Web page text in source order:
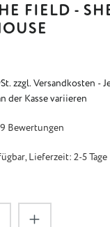
FIELD -
zzgl. Versandkosten -
der Kasse variieren
Bewertung von 4.67
9 Bewertungen
Lieferzeit: 2-5 Tage
Anzahl: Gib